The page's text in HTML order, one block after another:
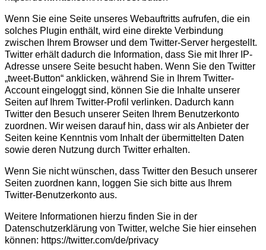
Wenn Sie eine Seite unseres Webauftritts aufrufen, die ein
solches Plugin enthält, wird eine direkte Verbindung
zwischen Ihrem Browser und dem Twitter-Server hergestellt.
Twitter erhält dadurch die Information, dass Sie mit Ihrer IP-
Adresse unsere Seite besucht haben. Wenn Sie den Twitter
„tweet-Button“ anklicken, während Sie in Ihrem Twitter-
Account eingeloggt sind, können Sie die Inhalte unserer
Seiten auf Ihrem Twitter-Profil verlinken. Dadurch kann
Twitter den Besuch unserer Seiten Ihrem Benutzerkonto
zuordnen. Wir weisen darauf hin, dass wir als Anbieter der
Seiten keine Kenntnis vom Inhalt der übermittelten Daten
sowie deren Nutzung durch Twitter erhalten.
Wenn Sie nicht wünschen, dass Twitter den Besuch unserer
Seiten zuordnen kann, loggen Sie sich bitte aus Ihrem
Twitter-Benutzerkonto aus.
Weitere Informationen hierzu finden Sie in der
Datenschutzerklärung von Twitter, welche Sie hier einsehen
können: https://twitter.com/de/privacy